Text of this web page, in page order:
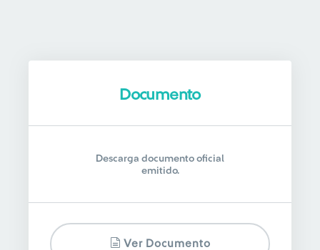
Documento
Descarga documento oficial
emitido.
Ver Documento